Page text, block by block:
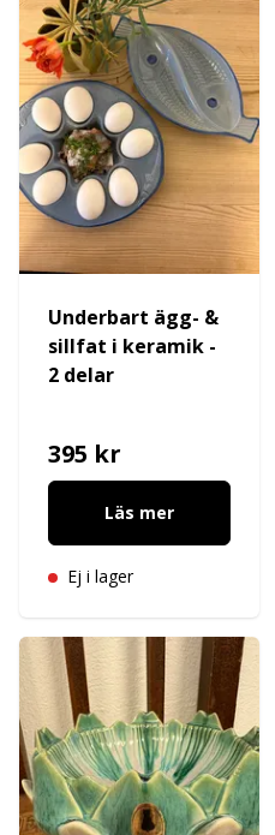
Underbart ägg- &
sillfat i keramik -
2 delar
395 kr
Läs mer
Ej i lager